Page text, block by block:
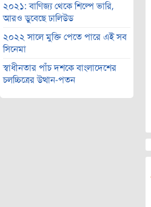
২০২১: বাণিজ্য থেকে শিল্পে ভারি,
আরও ডুবেছে ঢালিউড
২০২২ সালে মুক্তি পেতে পারে এই সব
সিনেমা
স্বাধীনতার পাঁচ দশকে বাংলাদেশের
চলচ্চিত্রের উত্থান-পতন